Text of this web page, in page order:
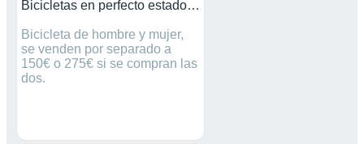
Bicicletas en perfecto estado y sin uso.
Bicicleta de hombre y mujer,
se venden por separado a
150€ o 275€ si se compran las
dos.